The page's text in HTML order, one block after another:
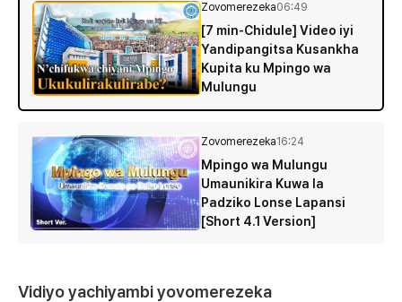
Zovomerezeka06:49
[7 min-Chidule] Video iyi
Yandipangitsa Kusankha
Kupita ku Mpingo wa
Mulungu
Zovomerezeka16:24
Mpingo wa Mulungu
Umaunikira Kuwa la
Padziko Lonse Lapansi
[Short 4.1 Version]
Vidiyo yachiyambi yovomerezeka